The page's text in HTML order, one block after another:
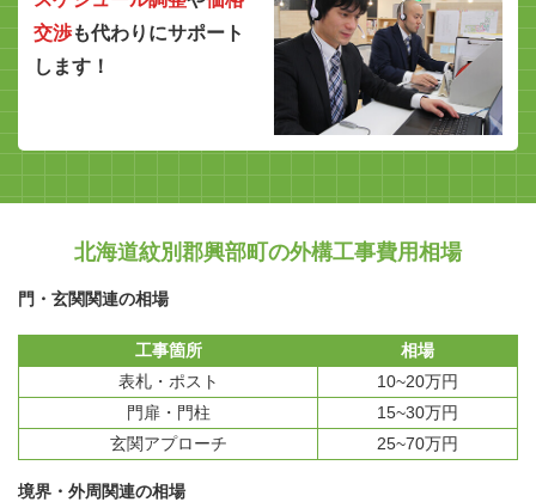
交渉も代わりにサポート
します！
北海道紋別郡興部町の外構工事費用相場
門・玄関関連の相場
工事箇所
相場
表札・ポスト
10~20万円
門扉・門柱
15~30万円
玄関アプローチ
25~70万円
境界・外周関連の相場